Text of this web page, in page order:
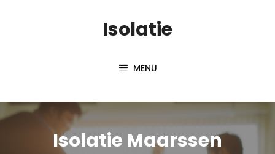
Isolatie
MENU
Isolatie Maarssen